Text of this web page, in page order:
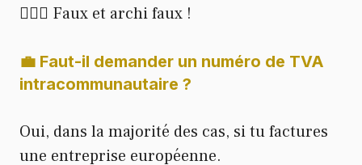
🙅🏻‍♂️ Faux et archi faux !
💼 Faut-il demander un numéro de TVA
intracommunautaire ?
Oui, dans la majorité des cas, si tu factures
une entreprise européenne.